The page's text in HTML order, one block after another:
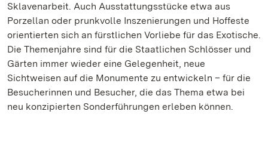
Sklavenarbeit. Auch Ausstattungsstücke etwa aus
Porzellan oder prunkvolle Inszenierungen und Hoffeste
orientierten sich an fürstlichen Vorliebe für das Exotische.
Die Themenjahre sind für die Staatlichen Schlösser und
Gärten immer wieder eine Gelegenheit, neue
Sichtweisen auf die Monumente zu entwickeln – für die
Besucherinnen und Besucher, die das Thema etwa bei
neu konzipierten Sonderführungen erleben können.